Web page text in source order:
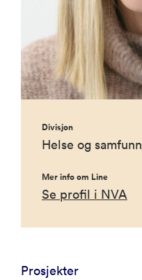
Divisjon
Helse og samfunn
Mer info om Line
Se profil i NVA
Prosjekter